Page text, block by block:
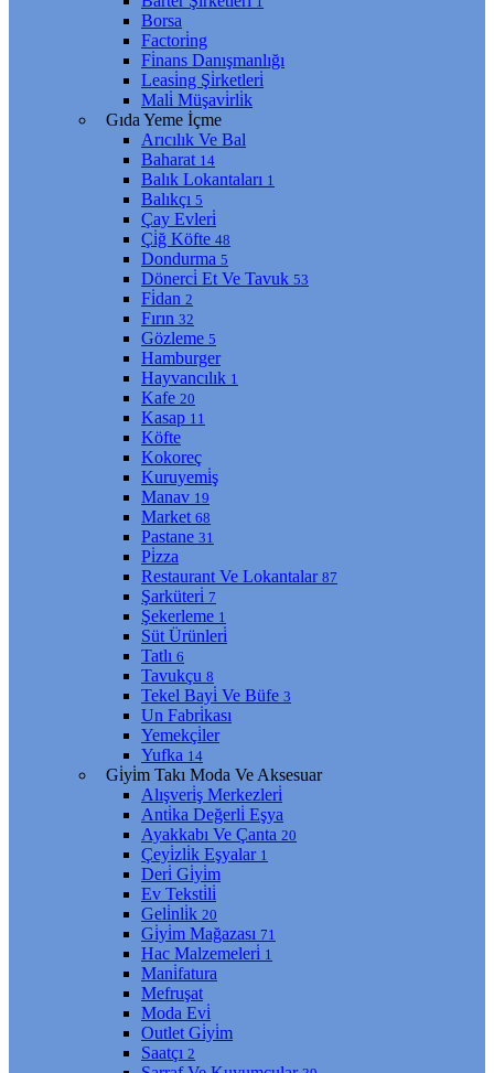
Borsa
Factori̇ng
Fi̇nans Danışmanlığı
Leasi̇ng Şi̇rketleri̇
Mali̇ Müşavi̇rli̇k
Gıda Yeme İçme
Arıcılık Ve Bal
Baharat 14
Balık Lokantaları 1
Balıkçı 5
Çay Evleri̇
Çi̇ğ Köfte 48
Dondurma 5
Dönerci̇ Et Ve Tavuk 53
Fi̇dan 2
Fırın 32
Gözleme 5
Hamburger
Hayvancılık 1
Kafe 20
Kasap 11
Köfte
Kokoreç
Kuruyemi̇ş
Manav 19
Market 68
Pastane 31
Pi̇zza
Restaurant Ve Lokantalar 87
Şarküteri̇ 7
Şekerleme 1
Süt Ürünleri̇
Tatlı 6
Tavukçu 8
Tekel Bayi̇ Ve Büfe 3
Un Fabri̇kası
Yemekçi̇ler
Yufka 14
Gi̇yi̇m Takı Moda Ve Aksesuar
Alışveri̇ş Merkezleri̇
Anti̇ka Değerli̇ Eşya
Ayakkabı Ve Çanta 20
Çeyi̇zli̇k Eşyalar 1
Deri̇ Gi̇yi̇m
Ev Teksti̇li̇
Geli̇nli̇k 20
Gi̇yi̇m Mağazası 71
Hac Malzemeleri̇ 1
Mani̇fatura
Mefruşat
Moda Evi̇
Outlet Gi̇yi̇m
Saatçı 2